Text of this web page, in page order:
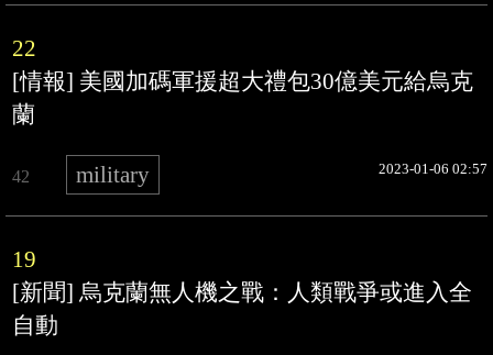
22
[情報] 美國加碼軍援超大禮包30億美元給烏克
蘭
42 military 2023-01-06 02:57
19
[新聞] 烏克蘭無人機之戰：人類戰爭或進入全
自動